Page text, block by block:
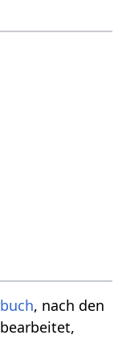
, nach den